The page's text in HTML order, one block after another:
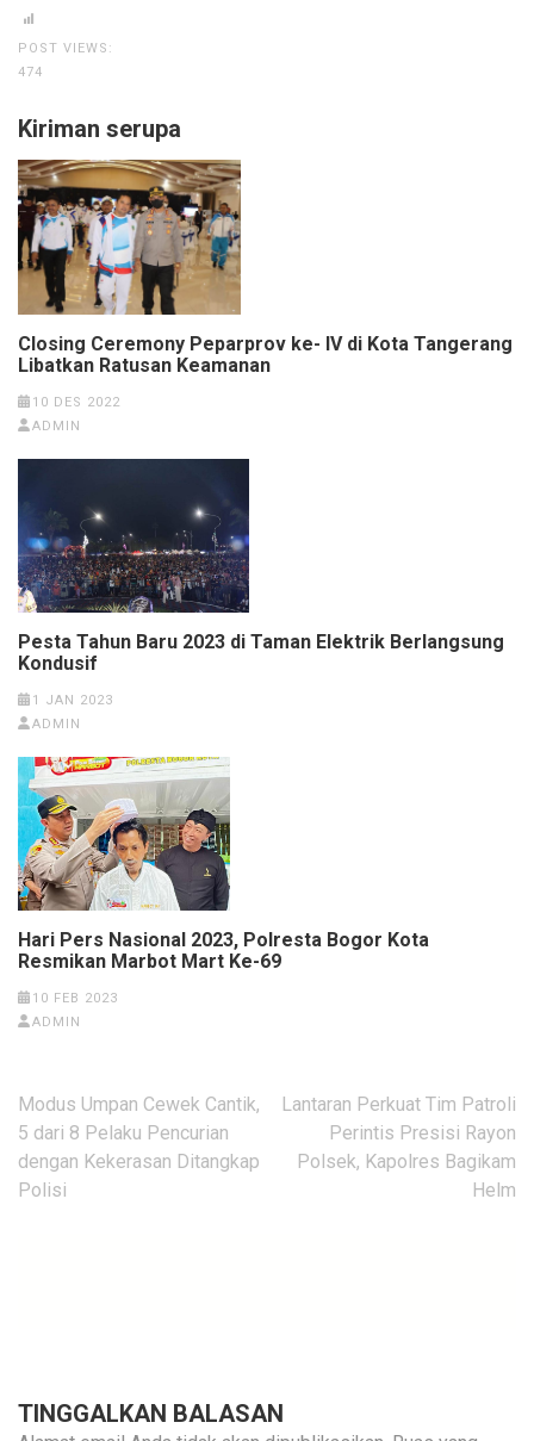
POST VIEWS:
474
Kiriman serupa
Closing Ceremony Peparprov ke- IV di Kota Tangerang
Libatkan Ratusan Keamanan
10 DES 2022
ADMIN
Pesta Tahun Baru 2023 di Taman Elektrik Berlangsung
Kondusif
1 JAN 2023
ADMIN
Hari Pers Nasional 2023, Polresta Bogor Kota
Resmikan Marbot Mart Ke-69
10 FEB 2023
ADMIN
Navigasi
pos
Modus Umpan Cewek Cantik,
5 dari 8 Pelaku Pencurian
dengan Kekerasan Ditangkap
Polisi
Lantaran Perkuat Tim Patroli
Perintis Presisi Rayon
Polsek, Kapolres Bagikam
Helm
TINGGALKAN BALASAN